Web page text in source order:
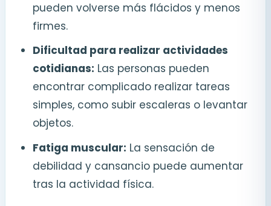
pueden volverse más flácidos y menos
firmes.
Dificultad para realizar actividades
cotidianas: Las personas pueden
encontrar complicado realizar tareas
simples, como subir escaleras o levantar
objetos.
Fatiga muscular: La sensación de
debilidad y cansancio puede aumentar
tras la actividad física.